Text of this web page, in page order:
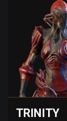
TRINITY